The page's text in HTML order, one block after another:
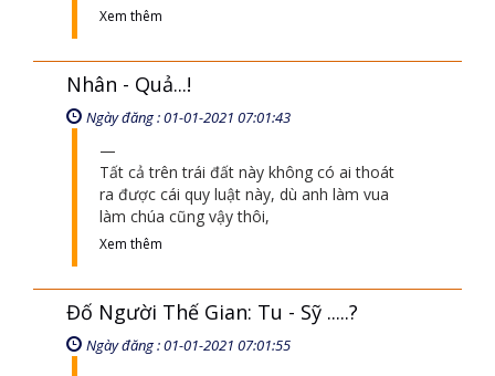
Xem thêm
Nhân - Quả...!
Ngày đăng : 01-01-2021 07:01:43
Tất cả trên trái đất này không có ai thoát
ra được cái quy luật này, dù anh làm vua
làm chúa cũng vậy thôi,
Xem thêm
Đố Người Thế Gian: Tu - Sỹ .....?
Ngày đăng : 01-01-2021 07:01:55